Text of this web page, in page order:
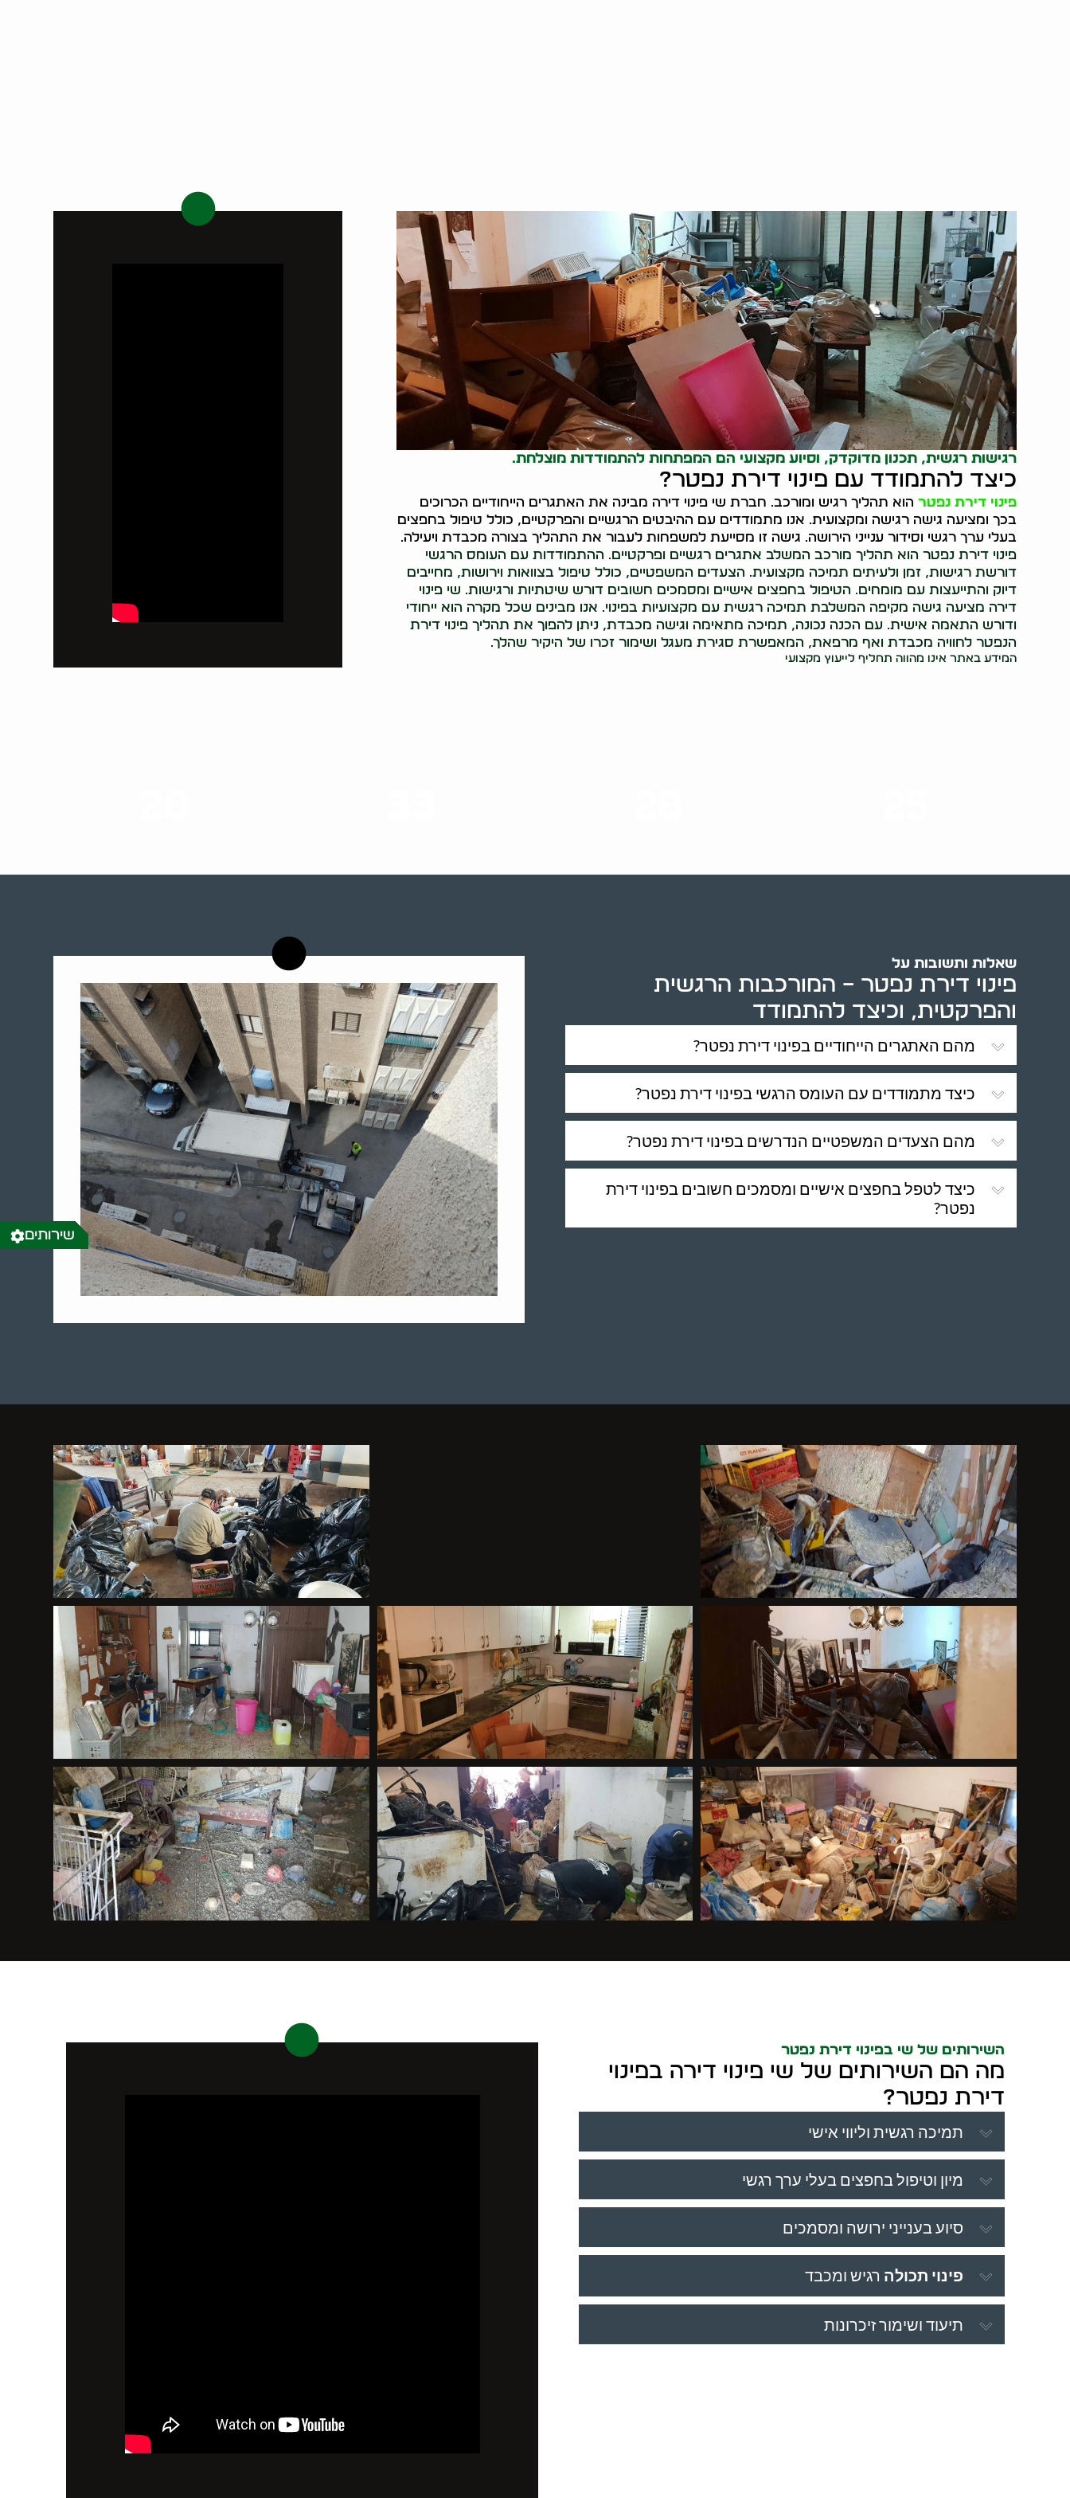
רגישות רגשית, תכנון מדוקדק, וסיוע מקצועי הם המפתחות להתמודדות מוצלחת.
כיצד להתמודד עם פינוי דירת נפטר?
פינוי דירת נפטר הוא תהליך רגיש ומורכב. חברת שי פינוי דירה מבינה את האתגרים הייחודיים הכרוכים
בכך ומציעה גישה רגישה ומקצועית. אנו מתמודדים עם ההיבטים הרגשיים והפרקטיים, כולל טיפול בחפצים
בעלי ערך רגשי וסידור ענייני הירושה. גישה זו מסייעת למשפחות לעבור את התהליך בצורה מכבדת ויעילה.
פינוי דירת נפטר הוא תהליך מורכב המשלב אתגרים רגשיים ופרקטיים. ההתמודדות עם העומס הרגשי
דורשת רגישות, זמן ולעיתים תמיכה מקצועית. הצעדים המשפטיים, כולל טיפול בצוואות וירושות, מחייבים
דיוק והתייעצות עם מומחים. הטיפול בחפצים אישיים ומסמכים חשובים דורש שיטתיות ורגישות. שי פינוי
דירה מציעה גישה מקיפה המשלבת תמיכה רגשית עם מקצועיות בפינוי. אנו מבינים שכל מקרה הוא ייחודי
ודורש התאמה אישית. עם הכנה נכונה, תמיכה מתאימה וגישה מכבדת, ניתן להפוך את תהליך פינוי דירת
הנפטר לחוויה מכבדת ואף מרפאת, המאפשרת סגירת מעגל ושימור זכרו של היקיר שהלך.
המידע באתר אינו מהווה תחליף לייעוץ מקצועי
שאלות ותשובות על
פינוי דירת נפטר – המורכבות הרגשית
והפרקטית, וכיצד להתמודד
מהם האתגרים הייחודיים בפינוי דירת נפטר?
כיצד מתמודדים עם העומס הרגשי בפינוי דירת נפטר?
מהם הצעדים המשפטיים הנדרשים בפינוי דירת נפטר?
כיצד לטפל בחפצים אישיים ומסמכים חשובים בפינוי דירת
נפטר?
השירותים של שי בפינוי דירת נפטר
מה הם השירותים של שי פינוי דירה בפינוי
דירת נפטר?
תמיכה רגשית וליווי אישי
מיון וטיפול בחפצים בעלי ערך רגשי
סיוע בענייני ירושה ומסמכים
פינוי תכולה רגיש ומכבד
תיעוד ושימור זיכרונות
שירותים